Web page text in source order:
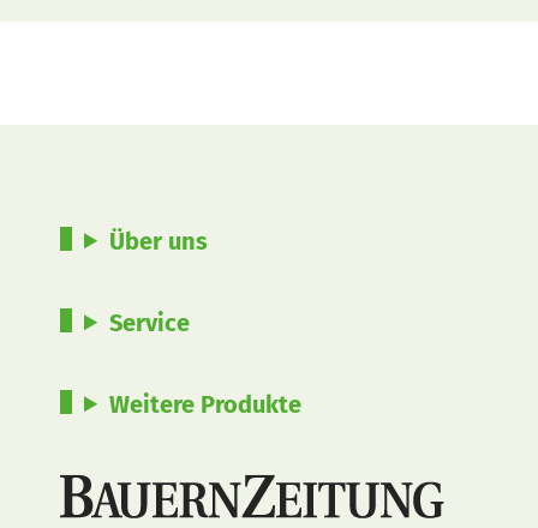
Über uns
Service
Weitere Produkte